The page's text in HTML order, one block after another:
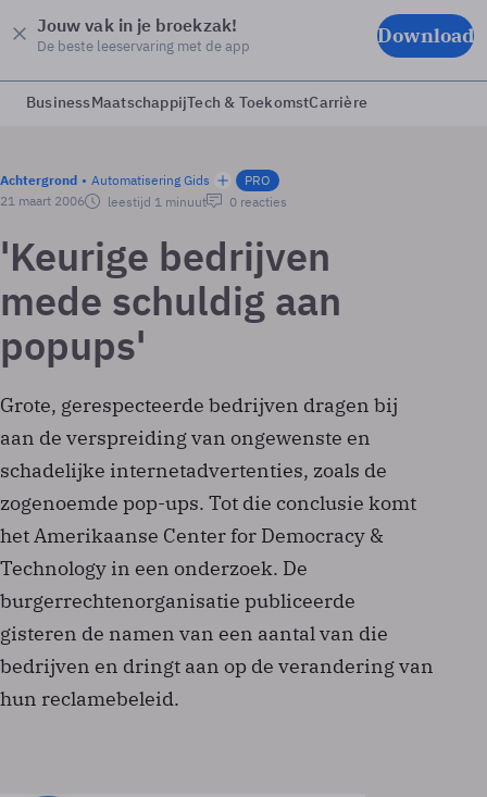
Jouw vak in je broekzak!
De beste leeservaring met de app Download
BusinessMaatschappijTech & ToekomstCarrière
Achtergrond Automatisering Gids
PRO
21 maart 2006
leestijd 1 minuut 0 reacties
'Keurige bedrijven
mede schuldig aan
popups'
Grote, gerespecteerde bedrijven dragen bij
aan de verspreiding van ongewenste en
schadelijke internetadvertenties, zoals de
zogenoemde pop-ups. Tot die conclusie komt
het Amerikaanse Center for Democracy &
Technology in een onderzoek. De
burgerrechtenorganisatie publiceerde
gisteren de namen van een aantal van die
bedrijven en dringt aan op de verandering van
hun reclamebeleid.